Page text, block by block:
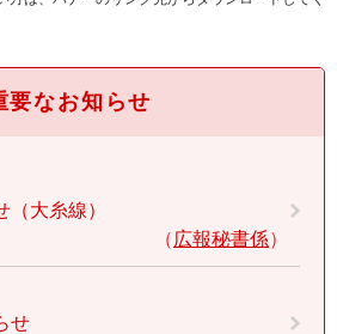
要なお知らせ
大糸線）
広報秘書係
せ